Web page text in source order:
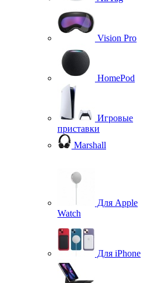
Vision Pro
HomePod
Игровые
приставки
Marshall
Для Apple
Watch
Для iPhone